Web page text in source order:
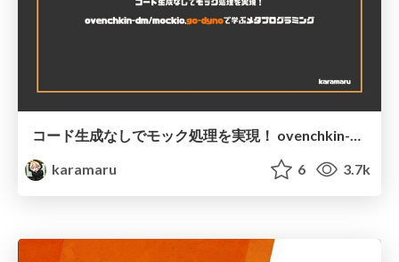
コード生成なしでモック処理を実現！ ovenchkin-dm/mockio,go-dynoで学ぶメタプログラミング
karamaru
6 3.7k